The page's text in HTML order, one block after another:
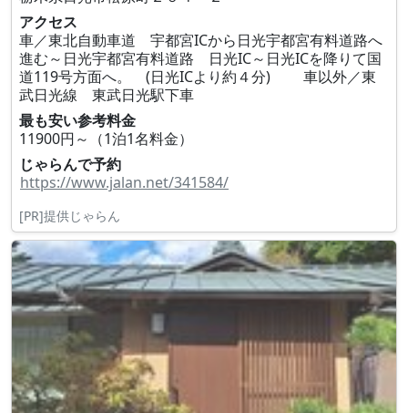
アクセス
車／東北自動車道 宇都宮ICから日光宇都宮有料道路へ
進む～日光宇都宮有料道路 日光IC～日光ICを降りて国
道119号方面へ。 (日光ICより約４分) 車以外／東
武日光線 東武日光駅下車
最も安い参考料金
11900円～（1泊1名料金）
じゃらんで予約
https://www.jalan.net/341584/
[PR]提供じゃらん